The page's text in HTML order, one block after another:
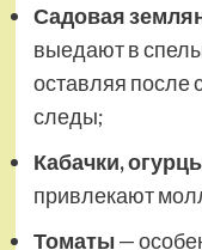
Садовая
выедают в
оставляя после
следы;
Кабачки,
привлекают
Томаты —